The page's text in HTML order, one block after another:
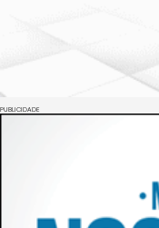
PUBLICIDADE